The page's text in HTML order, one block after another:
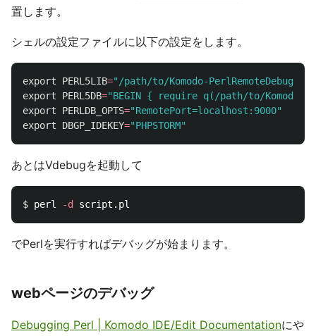
置します。
シェルの設定ファイルに以下の設定をします。
export PERL5LIB="/path/to/Komodo-
export PERL5DB="BEGIN { require q(/path/to/Komodo-
export PERLDB_OPTS="RemotePort=localhost:9000"
export DBGP_IDEKEY="PHPSTORM"
あとはVdebugを起動して
$ perl -d
でPerlを実行すればデバッグが始まります。
webページのデバッグ
Debugging Perl | Komodo IDE/Edit Documentationにや